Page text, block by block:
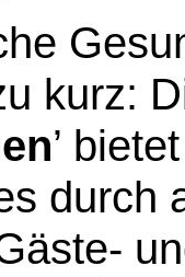
kurz:
’
durch